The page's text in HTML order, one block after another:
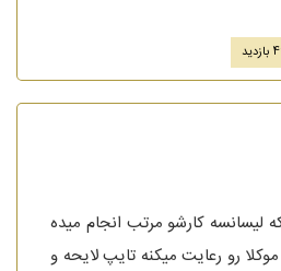
لیسانسه کارشو مرتب انجام میده
رو رعایت میکنه تایپ لایحه و